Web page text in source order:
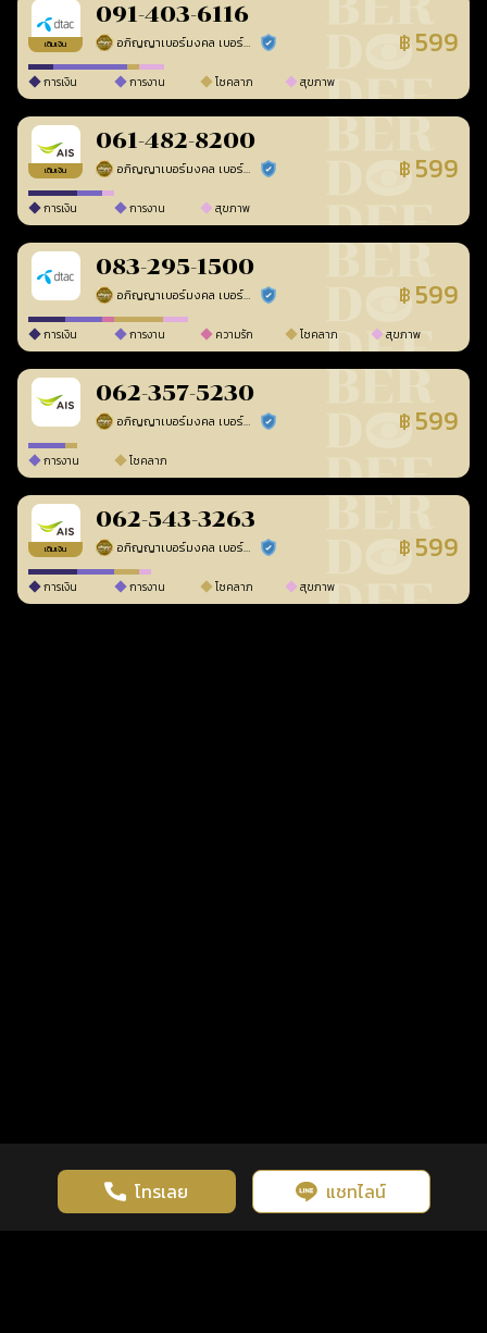
เติมเงิน
091-403-6116
อภิญญาเบอร์มงคล เบอร์สวยเลขศาสตร์ ร้านยืนยันแล้ว ฿ 599
การเงิน การงาน โชคลาภ สุขภาพ
เติมเงิน
061-482-8200
อภิญญาเบอร์มงคล เบอร์สวยเลขศาสตร์ ร้านยืนยันแล้ว ฿ 599
การเงิน การงาน สุขภาพ
083-295-1500
อภิญญาเบอร์มงคล เบอร์สวยเลขศาสตร์ ร้านยืนยันแล้ว ฿ 599
การเงิน การงาน ความรัก โชคลาภ สุขภาพ
062-357-5230
อภิญญาเบอร์มงคล เบอร์สวยเลขศาสตร์ ร้านยืนยันแล้ว ฿ 599
การงาน โชคลาภ
เติมเงิน
062-543-3263
อภิญญาเบอร์มงคล เบอร์สวยเลขศาสตร์ ร้านยืนยันแล้ว ฿ 599
การเงิน การงาน โชคลาภ สุขภาพ
โทรเลย แชทไลน์
เว็บไซต์นี้มีการใช้งานคุกกี้ เพื่อเพิ่มประสิทธิภาพและประสบการณ์ที่ดี
ในการใช้งานเว็บไซต์ นโยบายความเป็นส่วนตัว
รู้ก่อน พร้อมกว่า ทุกจังหวะชีวิต คลิกดูดวงฟรี